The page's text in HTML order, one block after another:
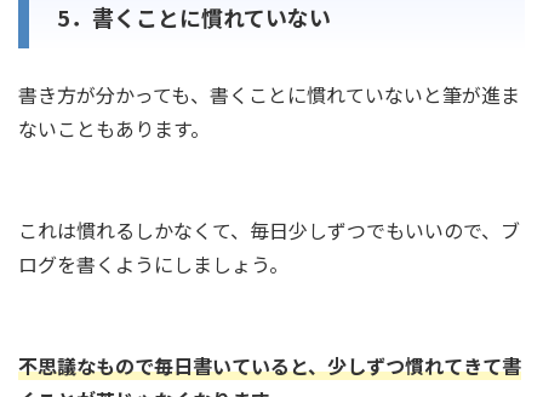
5．書くことに慣れていない
書き方が分かっても、書くことに慣れていないと筆が進ま
ないこともあります。
これは慣れるしかなくて、毎日少しずつでもいいので、ブ
ログを書くようにしましょう。
不思議なもので毎日書いていると、少しずつ慣れてきて書